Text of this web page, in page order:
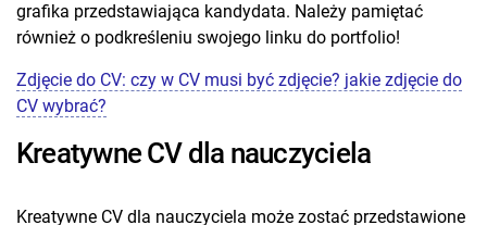
grafika przedstawiająca kandydata. Należy pamiętać
również o podkreśleniu swojego linku do portfolio!
Zdjęcie do CV: czy w CV musi być zdjęcie? jakie zdjęcie do
CV wybrać?
Kreatywne CV dla nauczyciela
Kreatywne CV dla nauczyciela może zostać przedstawione